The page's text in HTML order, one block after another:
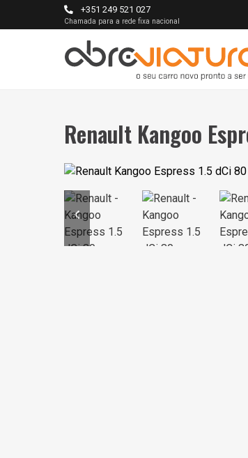
+351 249 521 027
Chamada para a rede fixa nacional
Renault Kangoo